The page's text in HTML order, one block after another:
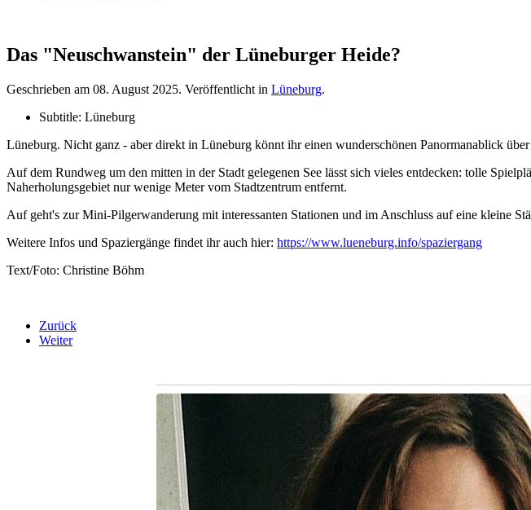
Das "Neuschwanstein" der Lüneburger Heide?
Geschrieben am 08. August 2025. Veröffentlicht in Lüneburg.
Subtitle: Lüneburg
Lüneburg. Nicht ganz - aber direkt in Lüneburg könnt ihr einen wunderschönen Panormanablick
Auf dem Rundweg um den mitten in der Stadt gelegenen See lässt sich vieles entdecken: tolle
Naherholungsgebiet nur wenige Meter vom Stadtzentrum entfernt.
Auf geht's zur Mini-Pilgerwanderung mit interessanten Stationen und im Anschluss auf eine kleine
Weitere Infos und Spaziergänge findet ihr auch hier: https://www.lueneburg.info/spaziergang
Text/Foto: Christine Böhm
Zurück
Weiter